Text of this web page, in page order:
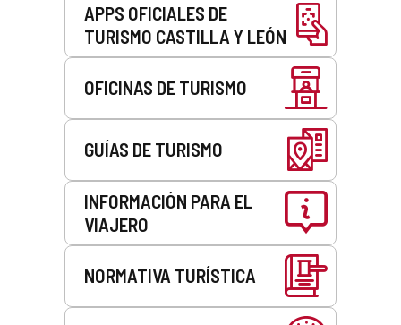
APPS OFICIALES DE
TURISMO CASTILLA Y LEÓN
OFICINAS DE TURISMO
GUÍAS DE TURISMO
INFORMACIÓN PARA EL
VIAJERO
NORMATIVA TURÍSTICA